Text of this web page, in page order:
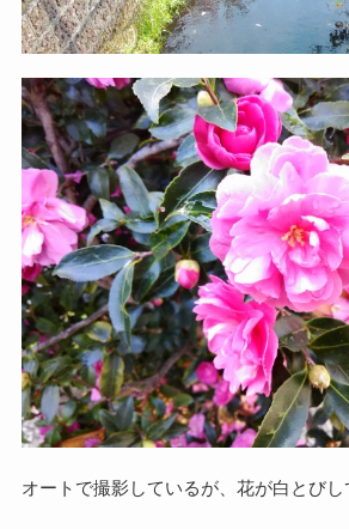
オートで撮影しているが、花が白とびし